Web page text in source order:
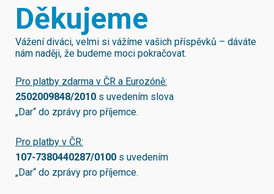
Děkujeme
Vážení diváci, velmi si vážíme vašich příspěvků – dáváte
nám naději, že budeme moci pokračovat.
Pro platby zdarma v ČR a Eurozóně:
2502009848/2010 s uvedením slova
„Dar“ do zprávy pro příjemce.
Pro platby v ČR:
107-7380440287/0100 s uvedením
„Dar“ do zprávy pro příjemce.